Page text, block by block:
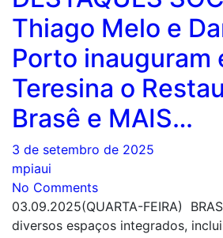
Thiago Melo e
Porto inauguram
Teresina o
Brasê e MAIS…
3 de setembro de 2025
mpiaui
No Comments
03.09.2025(QUARTA-FEIRA)
diversos espaços integrados,